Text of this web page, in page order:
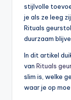
stijlvolle
je als ze leeg
Rituals
duurzaam
In dit artikel
van Rituals
slim is, welke
waar je op